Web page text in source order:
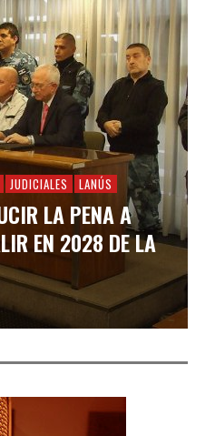
JUDICIALES LANÚS
LA PENA A
EN 2028 DE LA